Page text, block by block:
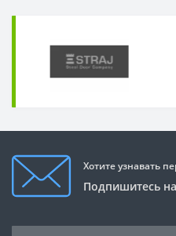
Хотите узнавать
Подпишитесь